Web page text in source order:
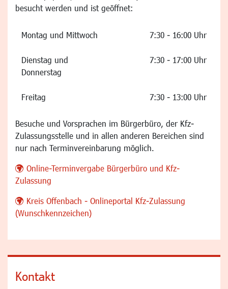
besucht werden und ist geöffnet:
Montag und Mittwoch 7:30 - 16:00 Uhr
Dienstag und
Donnerstag
7:30 - 17:00 Uhr
Freitag 7:30 - 13:00 Uhr
Besuche und Vorsprachen im Bürgerbüro, der Kfz-
Zulassungsstelle und in allen anderen Bereichen sind
nur nach Terminvereinbarung möglich.
Online-Terminvergabe Bürgerbüro und Kfz-
Zulassung
Kreis Offenbach - Onlineportal Kfz-Zulassung
(Wunschkennzeichen)
Kontakt